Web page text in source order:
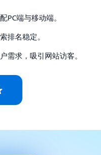
PC端与移动端。
排名稳定。
需求，吸引网站访客。